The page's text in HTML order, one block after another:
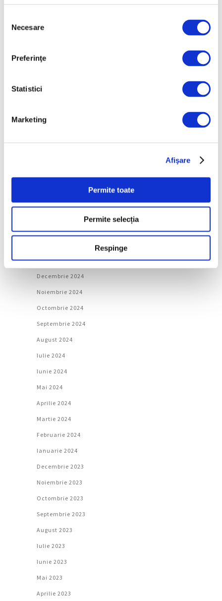
consimțământului
Necesare
Preferinţe
Statistici
Marketing
Afişare
Permite toate
Permite selecția
Respinge
Decembrie 2025
Octombrie 2025
Ianuarie 2025
Decembrie 2024
Noiembrie 2024
Octombrie 2024
Septembrie 2024
August 2024
Iulie 2024
Iunie 2024
Mai 2024
Aprilie 2024
Martie 2024
Februarie 2024
Ianuarie 2024
Decembrie 2023
Noiembrie 2023
Octombrie 2023
Septembrie 2023
August 2023
Iulie 2023
Iunie 2023
Mai 2023
Aprilie 2023